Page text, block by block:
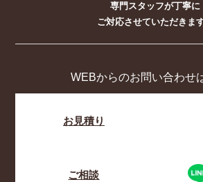
専門スタッフが丁寧に
ご対応させていただきます
WEBからのお問い合わせ
お見積り
ご相談